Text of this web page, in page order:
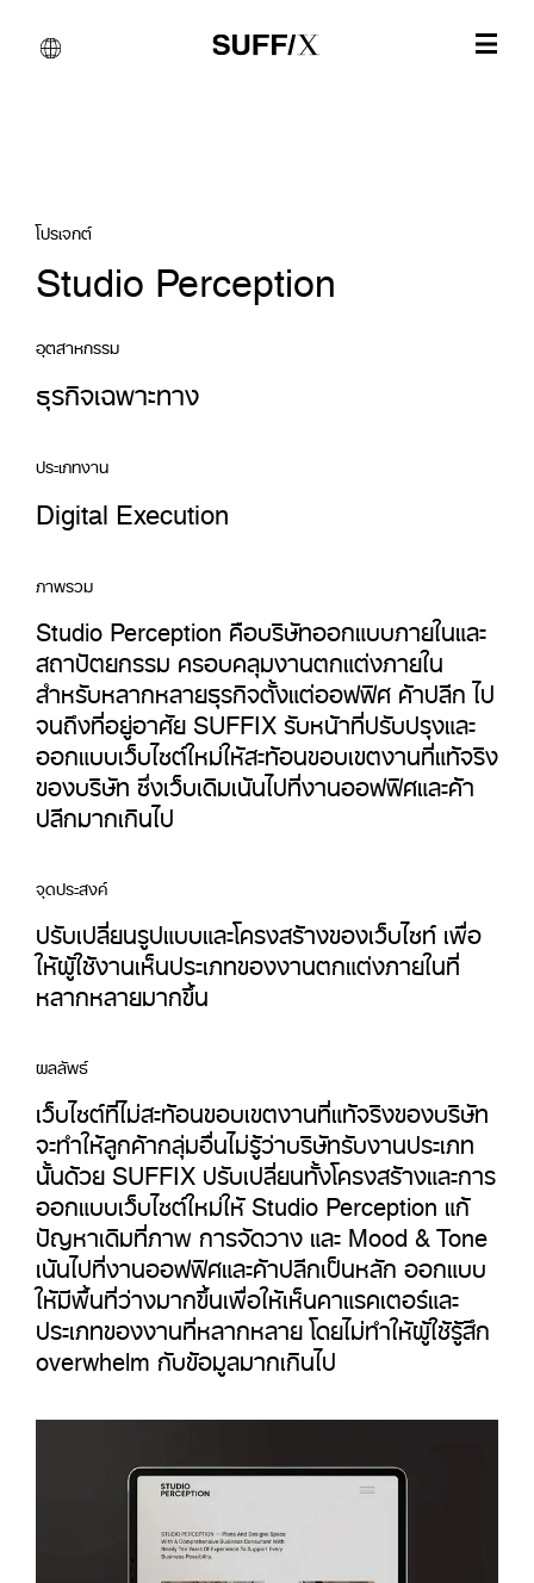
โปรเจกต์
Studio Perception
อุตสาหกรรม
ธุรกิจเฉพาะทาง
ประเภทงาน
Digital Execution
ภาพรวม
Studio Perception คือบริษัทออกแบบภายในและ
สถาปัตยกรรม ครอบคลุมงานตกแต่งภายใน
สำหรับหลากหลายธุรกิจตั้งแต่ออฟฟิศ ค้าปลีก ไป
จนถึงที่อยู่อาศัย SUFFIX รับหน้าที่ปรับปรุงและ
ออกแบบเว็บไซต์ใหม่ให้สะท้อนขอบเขตงานที่แท้จริง
ของบริษัท ซึ่งเว็บเดิมเน้นไปที่งานออฟฟิศและค้า
ปลีกมากเกินไป
จุดประสงค์
ปรับเปลี่ยนรูปแบบและโครงสร้างของเว็บไซท์ เพื่อ
ให้ผู้ใช้งานเห็นประเภทของงานตกแต่งภายในที่
หลากหลายมากขึ้น
ผลลัพธ์
เว็บไซต์ที่ไม่สะท้อนขอบเขตงานที่แท้จริงของบริษัท
จะทำให้ลูกค้ากลุ่มอื่นไม่รู้ว่าบริษัทรับงานประเภท
นั้นด้วย SUFFIX ปรับเปลี่ยนทั้งโครงสร้างและการ
ออกแบบเว็บไซต์ใหม่ให้ Studio Perception แก้
ปัญหาเดิมที่ภาพ การจัดวาง และ Mood & Tone
เน้นไปที่งานออฟฟิศและค้าปลีกเป็นหลัก ออกแบบ
ให้มีพื้นที่ว่างมากขึ้นเพื่อให้เห็นคาแรคเตอร์และ
ประเภทของงานที่หลากหลาย โดยไม่ทำให้ผู้ใช้รู้สึก
overwhelm กับข้อมูลมากเกินไป